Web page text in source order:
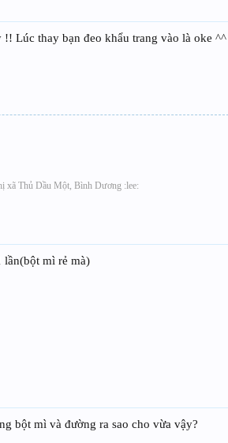
Lúc thay bạn đeo khẩu trang vào là oke ^^
xã Thủ Dầu Một, Bình Dương :lee:
lần(bột mì rẻ mà)
bột mì và đường ra sao cho vừa vậy?